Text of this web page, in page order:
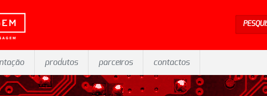
produtos parceiros contactos